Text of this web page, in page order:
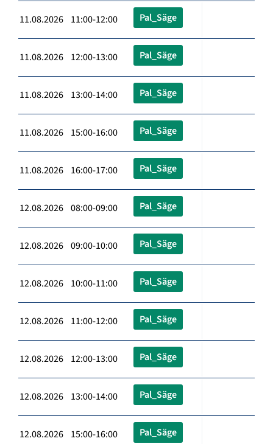
11.08.2026 11:00-12:00 Pal_Säge
11.08.2026 12:00-13:00 Pal_Säge
11.08.2026 13:00-14:00 Pal_Säge
11.08.2026 15:00-16:00 Pal_Säge
11.08.2026 16:00-17:00 Pal_Säge
12.08.2026 08:00-09:00 Pal_Säge
12.08.2026 09:00-10:00 Pal_Säge
12.08.2026 10:00-11:00 Pal_Säge
12.08.2026 11:00-12:00 Pal_Säge
12.08.2026 12:00-13:00 Pal_Säge
12.08.2026 13:00-14:00 Pal_Säge
12.08.2026 15:00-16:00 Pal_Säge